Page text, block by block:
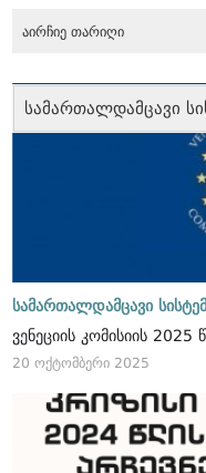
სამართალდამცავი
სამართალდამცავი
ვენეციის კომისიის
20 ოქტომბერი 2025